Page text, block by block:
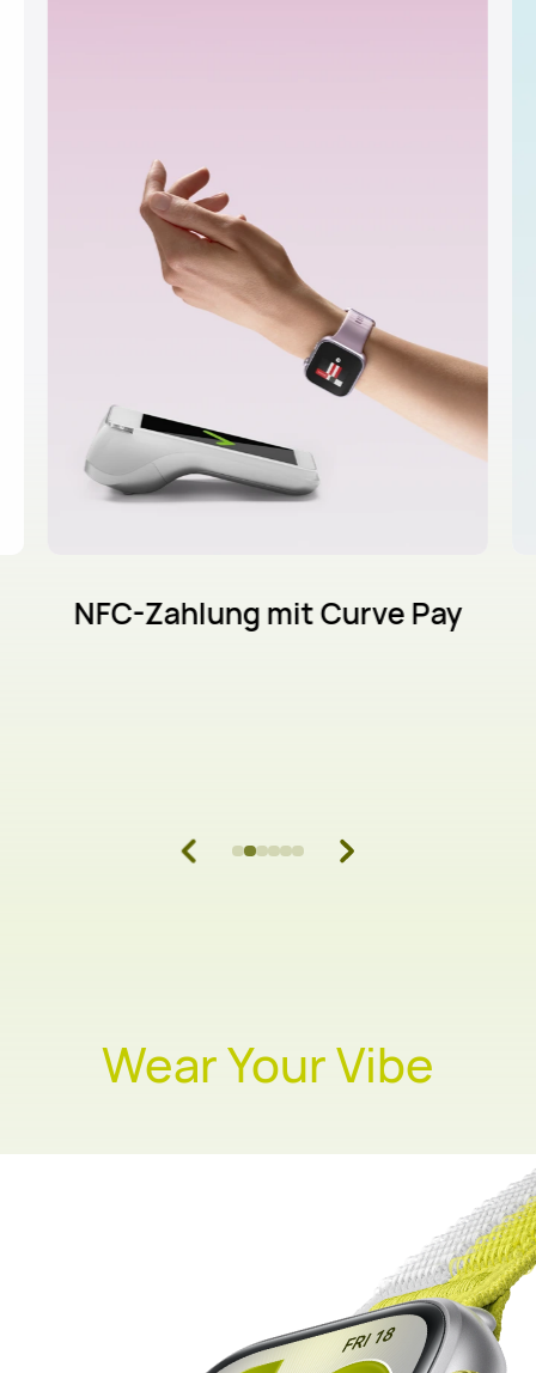
NFC-Zahlung mit Curve Pay
Wear Your Vibe